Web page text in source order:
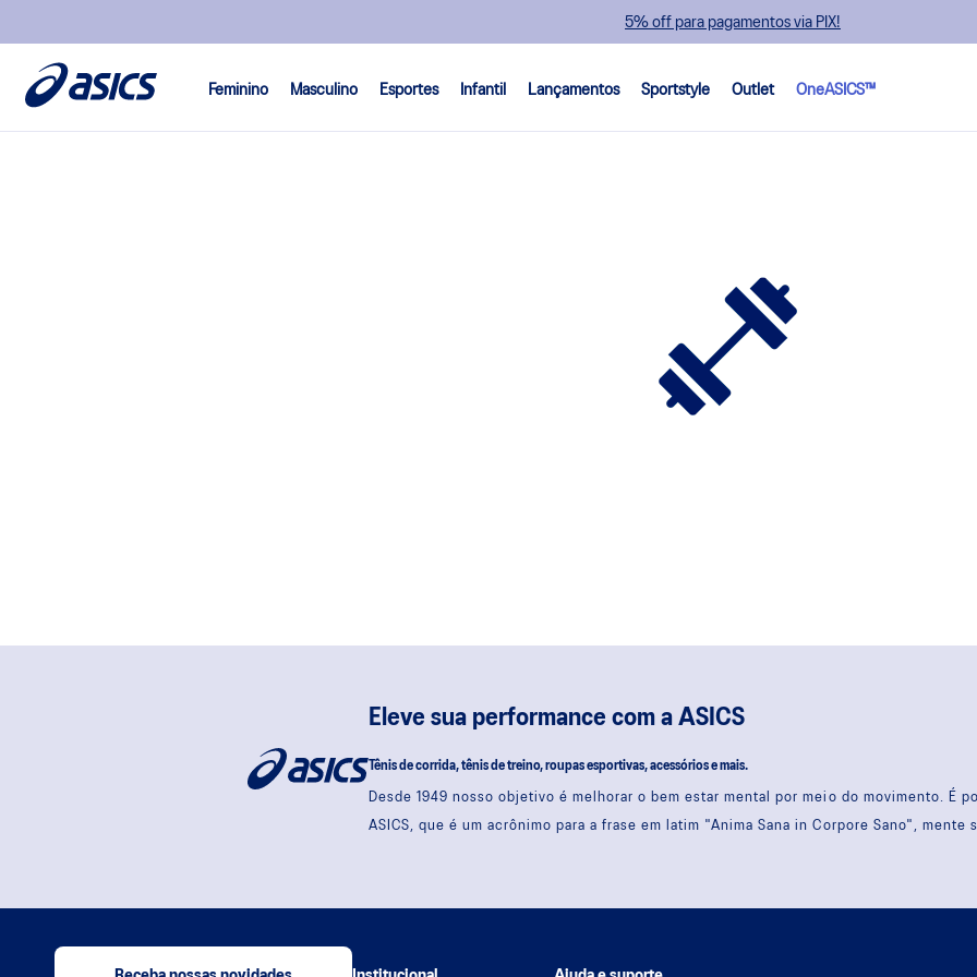
5% off para pagamentos via PIX!
Feminino Masculino Esportes Infantil Lançamentos Sportstyle Outlet OneASICS™
Eleve sua performance com a ASICS
Tênis de corrida, tênis de treino, roupas esportivas, acessórios e mais.
Desde 1949 nosso objetivo é melhorar o bem estar mental por meio do movimento. É
ASICS, que é um acrônimo para a frase em latim "Anima Sana in Corpore Sano", mente